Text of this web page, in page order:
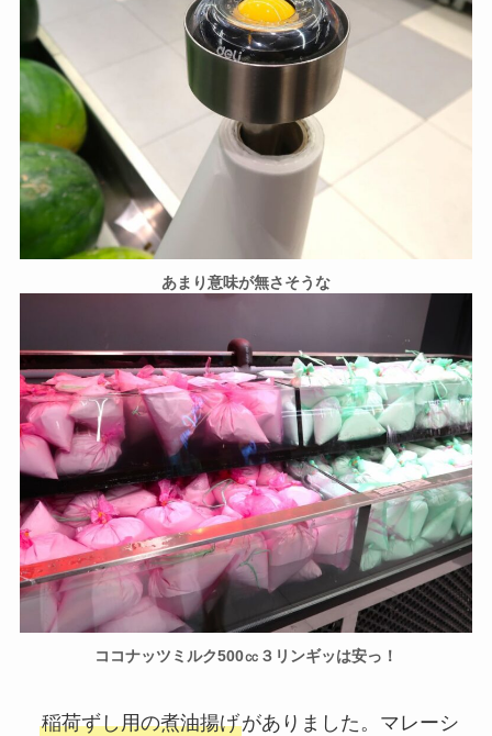
あまり意味が無さそうな
ココナッツミルク500㏄３リンギッは安っ！
稲荷ずし用の煮油揚げがありました。マレーシ